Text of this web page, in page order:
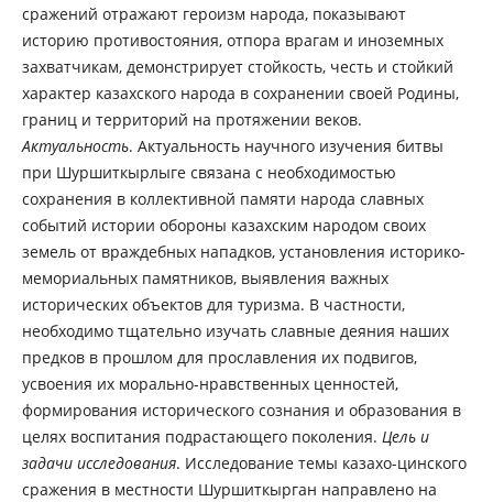
сражений отражают героизм народа, показывают
историю противостояния, отпора врагам и иноземных
захватчикам, демонстрирует стойкость, честь и стойкий
характер казахского народа в сохранении своей Родины,
границ и территорий на протяжении веков.
Актуальность. Актуальность научного изучения битвы
при Шуршиткырлыге связана с необходимостью
сохранения в коллективной памяти народа славных
событий истории обороны казахским народом своих
земель от враждебных нападков, установления историко-
мемориальных памятников, выявления важных
исторических объектов для туризма. В частности,
необходимо тщательно изучать славные деяния наших
предков в прошлом для прославления их подвигов,
усвоения их морально-нравственных ценностей,
формирования исторического сознания и образования в
целях воспитания подрастающего поколения. Цель и
задачи исследования. Исследование темы казахо-цинского
сражения в местности Шуршиткырган направлено на